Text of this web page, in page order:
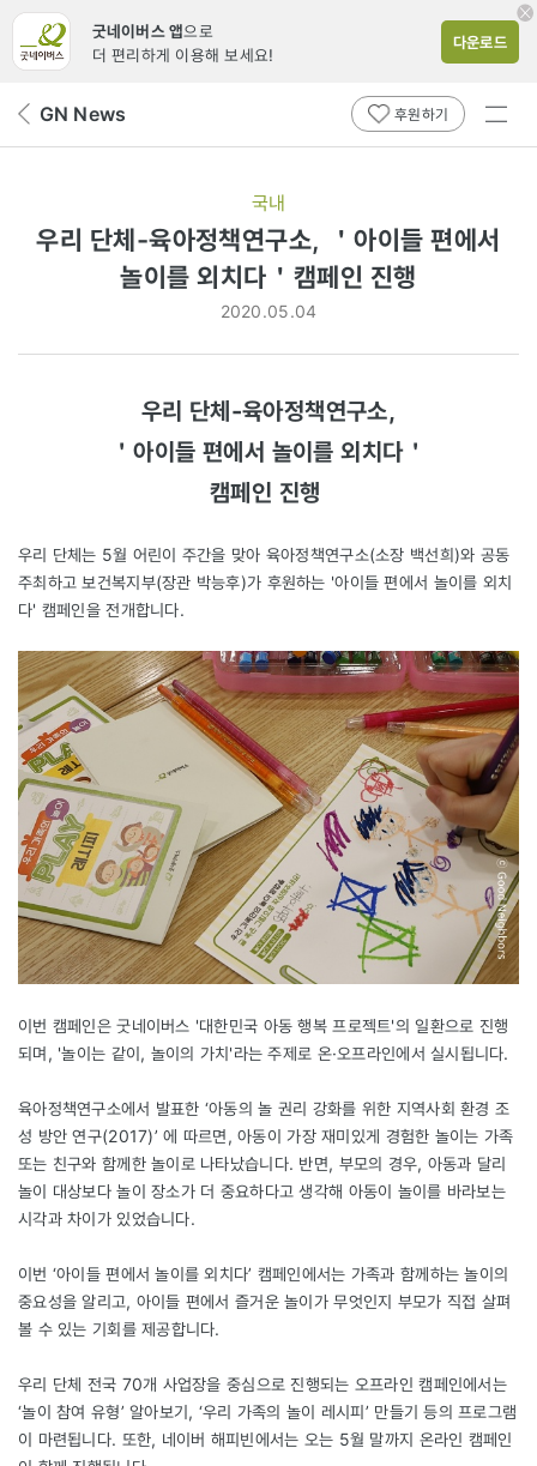
굿네이버스 앱으로
더 편리하게 이용해 보세요!
다운로드
뒤 GN News 후원하기
전체
국내
우리 단체-육아정책연구소, ＇아이들 편에서
놀이를 외치다＇캠페인 진행
2020.05.04
우리 단체-육아정책연구소,
＇아이들 편에서 놀이를 외치다＇
캠페인 진행
우리 단체는 5월 어린이 주간을 맞아 육아정책연구소(소장 백선희)와 공동
주최하고 보건복지부(장관 박능후)가 후원하는 '아이들 편에서 놀이를 외치
다' 캠페인을 전개합니다.
이번 캠페인은 굿네이버스 '대한민국 아동 행복 프로젝트'의 일환으로 진행
되며, '놀이는 같이, 놀이의 가치'라는 주제로 온·오프라인에서 실시됩니다.
육아정책연구소에서 발표한 ‘아동의 놀 권리 강화를 위한 지역사회 환경 조
성 방안 연구(2017)’ 에 따르면, 아동이 가장 재미있게 경험한 놀이는 가족
또는 친구와 함께한 놀이로 나타났습니다. 반면, 부모의 경우, 아동과 달리
놀이 대상보다 놀이 장소가 더 중요하다고 생각해 아동이 놀이를 바라보는
시각과 차이가 있었습니다.
이번 ‘아이들 편에서 놀이를 외치다’ 캠페인에서는 가족과 함께하는 놀이의
중요성을 알리고, 아이들 편에서 즐거운 놀이가 무엇인지 부모가 직접 살펴
볼 수 있는 기회를 제공합니다.
우리 단체 전국 70개 사업장을 중심으로 진행되는 오프라인 캠페인에서는
‘놀이 참여 유형’ 알아보기, ‘우리 가족의 놀이 레시피’ 만들기 등의 프로그램
이 마련됩니다. 또한, 네이버 해피빈에서는 오는 5월 말까지 온라인 캠페인